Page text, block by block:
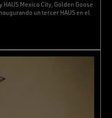
HAUS Mexico City, Golden Goose
un tercer HAUS en el